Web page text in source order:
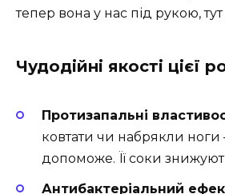
тепер вона у нас під рукою, тут
Чудодійні якості цієї
Протизапальні
ковтати чи набрякли
допоможе. Її соки
Антибактеріальний